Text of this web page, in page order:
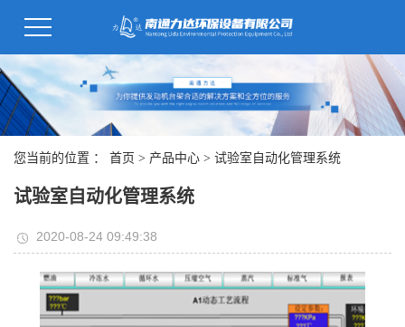
您当前的位置 ： 首页 > 产品中心 > 试验室自动化管理系统
试验室自动化管理系统
2020-08-24 09:49:38